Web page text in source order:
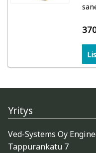
ilman ja
Trotec:
Merlin:
ilmankosteuden
parkettityöt)
Yritys
Ved-Systems Oy
Tappurankatu 7